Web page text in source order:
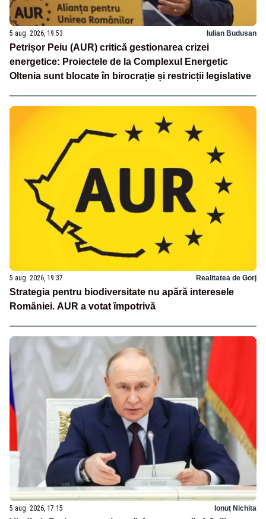
5 aug. 2026, 19:53 Iulian Budusan
Petrișor Peiu (AUR) critică gestionarea crizei
energetice: Proiectele de la Complexul Energetic
Oltenia sunt blocate în birocrație și restricții legislative
5 aug. 2026, 19:37 Realitatea de Gorj
Strategia pentru biodiversitate nu apără interesele
României. AUR a votat împotrivă
5 aug. 2026, 17:15 Ionuț Nichita